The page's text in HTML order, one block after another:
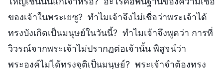
ของเจ้าในพระเยซู? ทำไมเจ้าจึงไม่เชื่อว่าพระเจ้าได้
ทรงบังเกิดเป็นมนุษย์ในวันนี้? ทำไมเจ้าจึงพูดว่า การที่
วิวรณ์จากพระเจ้าไม่ปรากฏต่อเจ้านั้น พิสูจน์ว่า
พระองค์ไม่ได้ทรงจุติเป็นมนุษย์? พระเจ้าจำต้องทรง